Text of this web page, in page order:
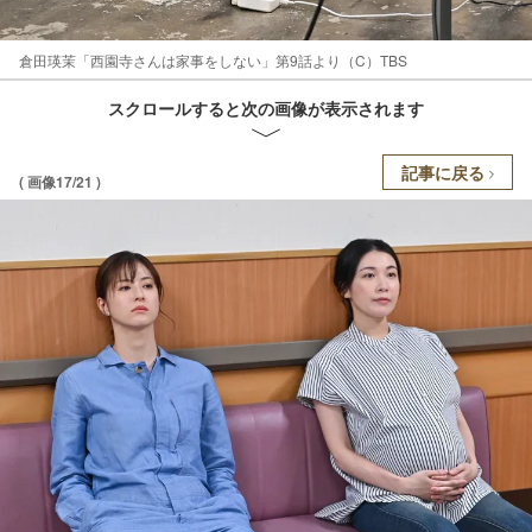
倉田瑛茉「西園寺さんは家事をしない」第9話より（C）TBS
スクロールすると次の画像が表示されます
( 画像17/21 ) 記事に戻る